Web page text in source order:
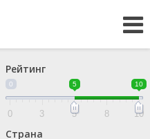
Рейтинг
0 5 10
0 3 5 8 10
Страна